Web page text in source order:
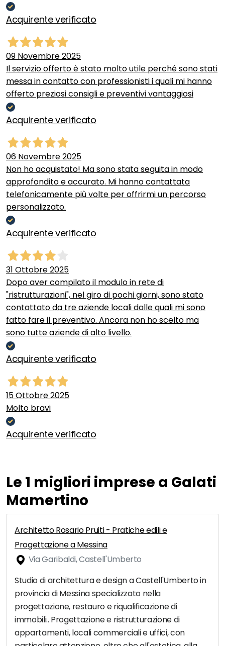
Acquirente verificato
09 Novembre 2025
Il servizio offerto è stato molto utile perché sono stati
messa in contatto con professionisti i quali mi hanno
offerto preziosi consigli e preventivi vantaggiosi
Acquirente verificato
06 Novembre 2025
Non ho acquistato! Ma sono stata seguita in modo
approfondito e accurato. Mi hanno contattata
telefonicamente più volte per offrirmi un percorso
personalizzato.
Acquirente verificato
31 Ottobre 2025
Dopo aver compilato il modulo in rete di
"ristrutturazioni", nel giro di pochi giorni, sono stato
contattato da tre aziende locali dalle quali mi sono
fatto fare il preventivo. Ancora non ho scelto ma
sono tutte aziende di alto livello.
Acquirente verificato
15 Ottobre 2025
Molto bravi
Acquirente verificato
Le 1 migliori imprese a Galati
Mamertino
Architetto Rosario Pruiti - Pratiche edili e
Progettazione a Messina
Via Garibaldi, Castell'Umberto
Studio di architettura e design a Castell'Umberto in
provincia di Messina specializzato nella
progettazione, restauro e riqualificazione di
immobili.. Progettazione e ristrutturazione di
appartamenti, locali commerciali e uffici, con